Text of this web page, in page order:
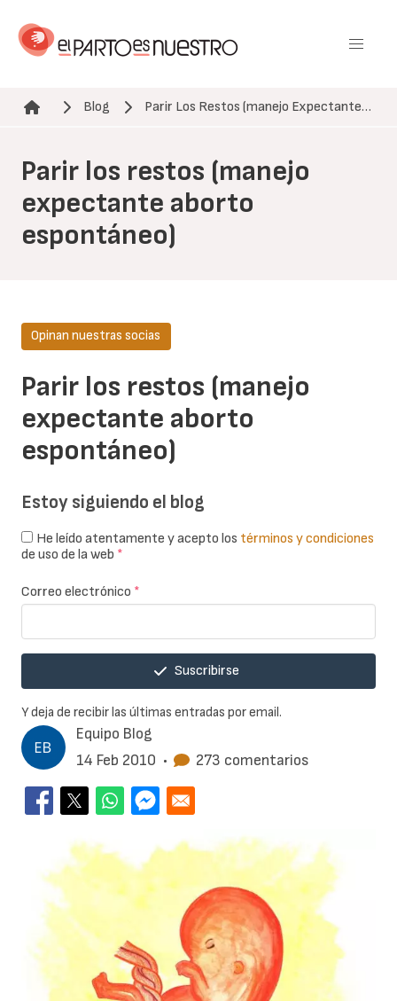
contenido
Ruta de navegación
Blog Parir Los Restos (manejo Expectante…
Parir los restos (manejo
expectante aborto
espontáneo)
Equipo Blog
14 Feb 2010 • 273 comentarios
Parir los restos (manejo
expectante aborto
espontáneo)
Opinan nuestras socias
Estoy siguiendo el blog
He leído atentamente y acepto los términos y condiciones
de uso de la web *
Correo electrónico *
Suscribirse
Y deja de recibir las últimas entradas por email.